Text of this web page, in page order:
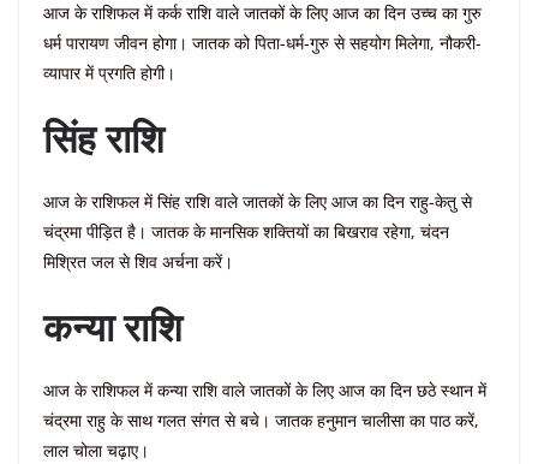
आज के राशिफल में कर्क राशि वाले जातकों के लिए आज का दिन उच्च का गुरु
धर्म पारायण जीवन होगा। जातक को पिता-धर्म-गुरु से सहयोग मिलेगा, नौकरी-
व्यापार में प्रगति होगी।
सिंह राशि
आज के राशिफल में सिंह राशि वाले जातकों के लिए आज का दिन राहु-केतु से
चंद्रमा पीड़ित है। जातक के मानसिक शक्तियों का बिखराव रहेगा, चंदन
मिश्रित जल से शिव अर्चना करें।
कन्या राशि
आज के राशिफल में कन्या राशि वाले जातकों के लिए आज का दिन छठे स्थान में
चंद्रमा राहु के साथ गलत संगत से बचे। जातक हनुमान चालीसा का पाठ करें,
लाल चोला चढ़ाए।